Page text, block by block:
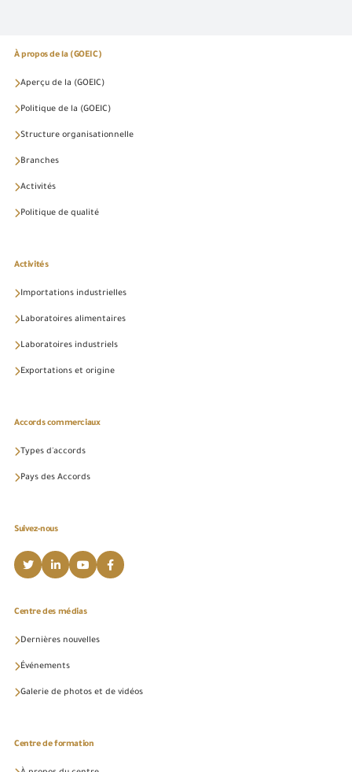
À propos de la (GOEIC)
Aperçu de la (GOEIC)
Politique de la (GOEIC)
Structure organisationnelle
Branches
Activités
Politique de qualité
Activités
Importations industrielles
Laboratoires alimentaires
Laboratoires industriels
Exportations et origine
Accords commerciaux
Types d'accords
Pays des Accords
Suivez-nous
Centre des médias
Dernières nouvelles
Événements
Galerie de photos et de vidéos
Centre de formation